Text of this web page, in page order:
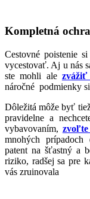
Kompletná
Cestovné poistenie
vycestovať. Aj u nás
ste mohli ale zvážiť
náročné podmienky
Dôležitá môže byť
pravidelne a
vybavovaním, zvoľte
mnohých prípadoch
patent na šťastný a
riziko, radšej sa pre
vás zruinovala